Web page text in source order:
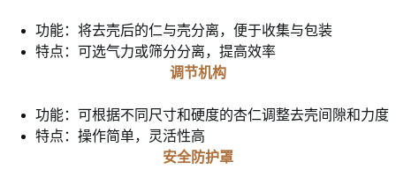
功能：将去壳后的仁与壳分离，便于收集与包装
特点：可选气力或筛分分离，提高效率
调节机构
功能：可根据不同尺寸和硬度的杏仁调整去壳间隙和力度
特点：操作简单，灵活性高
安全防护罩